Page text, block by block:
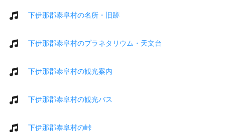
下伊那郡泰阜村の名所・旧跡
下伊那郡泰阜村のプラネタリウム・天文台
下伊那郡泰阜村の観光案内
下伊那郡泰阜村の観光バス
下伊那郡泰阜村の峠